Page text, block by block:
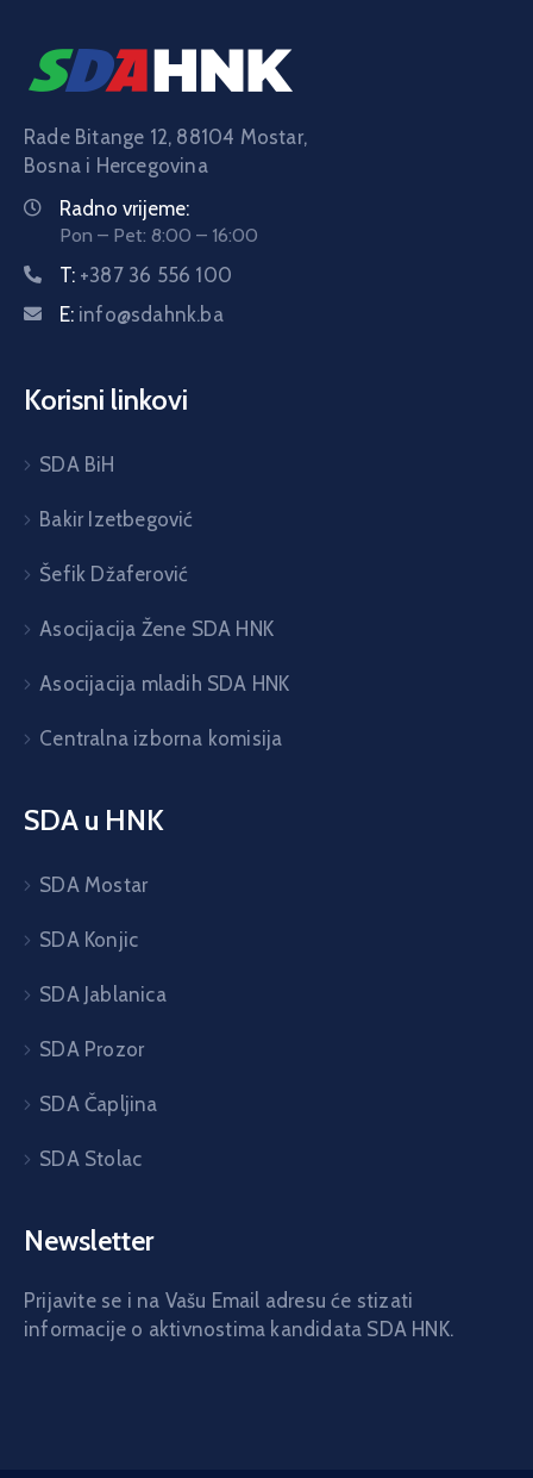
Rade Bitange 12, 88104 Mostar,
Bosna i Hercegovina
Radno vrijeme:
Pon – Pet: 8:00 – 16:00
T: +387 36 556 100
E: info@sdahnk.ba
Korisni linkovi
SDA BiH
Bakir Izetbegović
Šefik Džaferović
Asocijacija Žene SDA HNK
Asocijacija mladih SDA HNK
Centralna izborna komisija
SDA u HNK
SDA Mostar
SDA Konjic
SDA Jablanica
SDA Prozor
SDA Čapljina
SDA Stolac
Newsletter
Prijavite se i na Vašu Email adresu će stizati
informacije o aktivnostima kandidata SDA HNK.